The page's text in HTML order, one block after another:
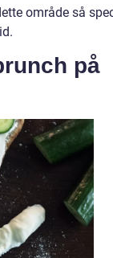
område så
på